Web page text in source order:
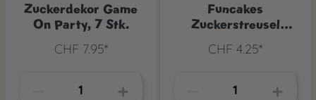
Zuckerdekor Game
On Party, 7 Stk.
CHF 7.95*
Funcakes
Zuckerstreusel
CHF 4.25*